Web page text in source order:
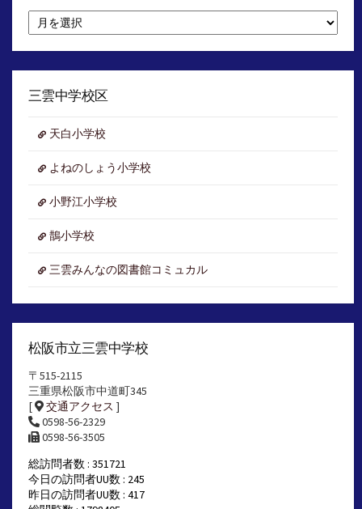
別
ア
イ
三雲中学校区
天白小学校
よねのしょう小学校
小野江小学校
鵲小学校
三雲みんなの図書館コミュカル
松阪市立三雲中学校
〒515-2115
三重県松阪市中道町345
[
交通アクセス ]
0598-56-2329
0598-56-3505
総訪問者数 : 351721
今日の訪問者UU数 : 245
昨日の訪問者UU数 : 417